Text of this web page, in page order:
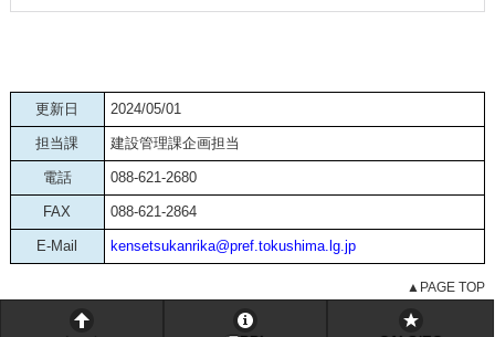
更新日 2024/05/01
担当課 建設管理課企画担当
電話 088-621-2680
FAX 088-621-2864
E-Mail kensetsukanrika@pref.tokushima.lg.jp
▲PAGE TOP